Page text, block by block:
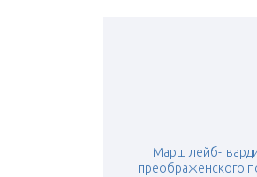
Марш лейб-
преображенского